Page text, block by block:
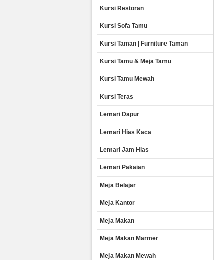
Kursi Restoran
Kursi Sofa Tamu
Kursi Taman | Furniture Taman
Kursi Tamu & Meja Tamu
Kursi Tamu Mewah
Kursi Teras
Lemari Dapur
Lemari Hias Kaca
Lemari Jam Hias
Lemari Pakaian
Meja Belajar
Meja Kantor
Meja Makan
Meja Makan Marmer
Meja Makan Mewah